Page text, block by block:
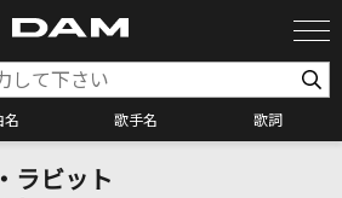
名 歌手名 歌詞
カラオケ検索
ラビット